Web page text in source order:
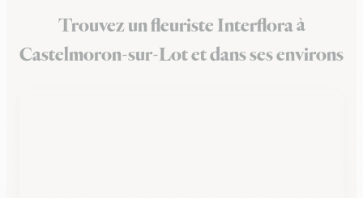
Trouvez un fleuriste Interflora à
Castelmoron-sur-Lot et dans ses environs